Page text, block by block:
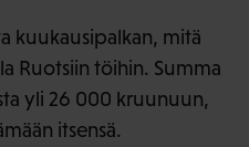
kuukausipalkan, mitä
Ruotsiin töihin. Summa
yli 26 000 kruunuun,
itsensä.